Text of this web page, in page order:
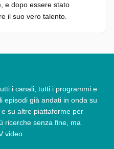
e dopo essere stato
il suo vero talento.
i canali, tutti i programmi e
episodi già andati in onda su
su altre piattaforme per
ricerche senza fine, ma
video.